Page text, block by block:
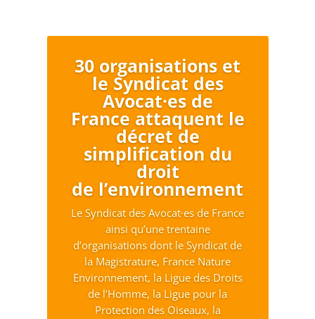
30 organisations et
le Syndicat des
Avocat·es de
France attaquent le
décret de
simplification du
droit
de l’environnement
Le Syndicat des Avocat·es de France
ainsi qu’une trentaine
d’organisations dont le Syndicat de
la Magistrature, France Nature
Environnement, la Ligue des Droits
de l’Homme, la Ligue pour la
Protection des Oiseaux, la